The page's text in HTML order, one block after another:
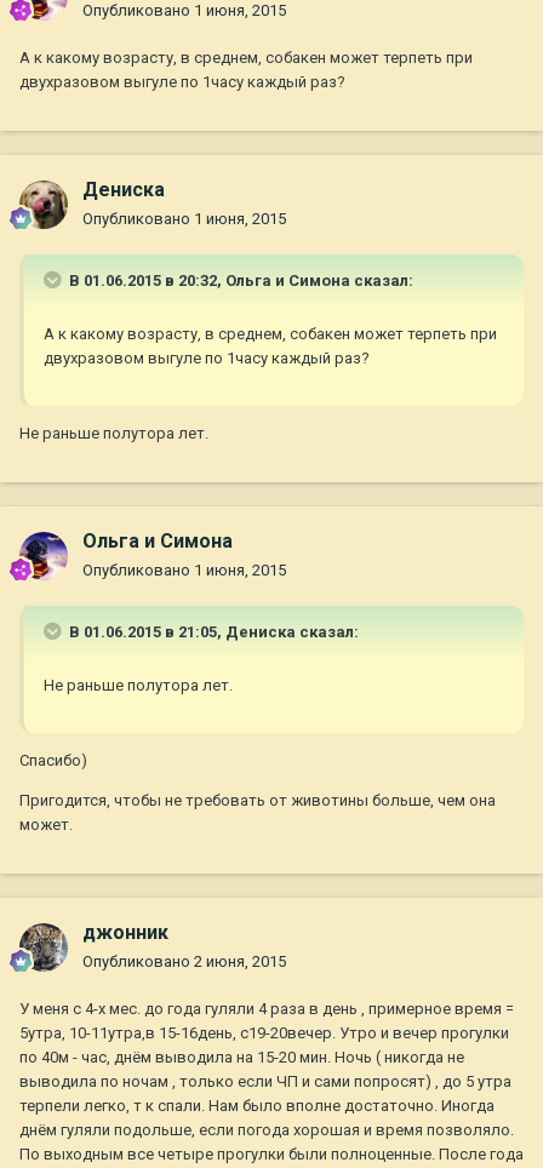
Опубликовано 1 июня, 2015
А к какому возрасту, в среднем, собакен может терпеть при
двухразовом выгуле по 1часу каждый раз?
Дениска
Опубликовано 1 июня, 2015
В 01.06.2015 в 20:32, Ольга и Симона сказал:
А к какому возрасту, в среднем, собакен может терпеть при
двухразовом выгуле по 1часу каждый раз?
Не раньше полутора лет.
Ольга и Симона
Опубликовано 1 июня, 2015
В 01.06.2015 в 21:05, Дениска сказал:
Не раньше полутора лет.
Спасибо)
Пригодится, чтобы не требовать от животины больше, чем она
может.
джонник
Опубликовано 2 июня, 2015
У меня с 4-х мес. до года гуляли 4 раза в день , примерное время =
5утра, 10-11утра,в 15-16день, с19-20вечер. Утро и вечер прогулки
по 40м - час, днём выводила на 15-20 мин. Ночь ( никогда не
выводила по ночам , только если ЧП и сами попросят) , до 5 утра
терпели легко, т к спали. Нам было вполне достаточно. Иногда
днём гуляли подольше, если погода хорошая и время позволяло.
По выходным все четыре прогулки были полноценные. После года